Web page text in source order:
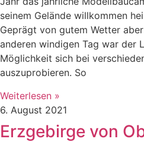
seinem Gelände willkommen
Geprägt von gutem Wetter
anderen windigen Tag war der
Möglichkeit sich bei
auszuprobieren. So
Weiterlesen »
6. August 2021
Erzgebirge von